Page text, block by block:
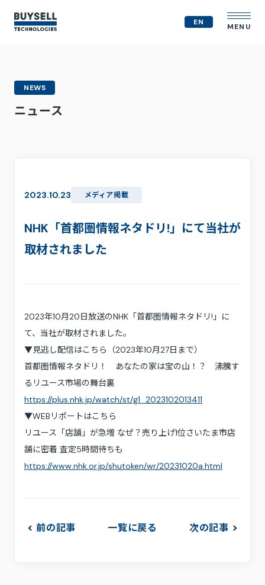
EN MENU
会社概要
人的資本
コンプライアンス体制
IR情報
ニュース
プライバシーポリシー
利用規約
サステナビリティ
プレスキット
NEWS
ニュース
2023.10.23 メディア掲載
NHK「首都圏情報ネタドリ!」にて当社が
取材されました
2023年10月20日放送のNHK「首都圏情報ネタドリ!」に
て、当社が取材されました。
▼見逃し配信はこちら（2023年10月27日まで）
首都圏情報ネタドリ！ あなたの家は宝の山！？ 沸騰す
るリユース市場の舞台裏
https://plus.nhk.jp/watch/st/g1_2023102013411
▼WEBリポートはこちら
リユース「店舗」が急増 なぜ？売り上げ1位さいたま市店
舗に密着 査定5時間待ちも
https://www.nhk.or.jp/shutoken/wr/20231020a.html
一覧に戻る
前の記事 次の記事